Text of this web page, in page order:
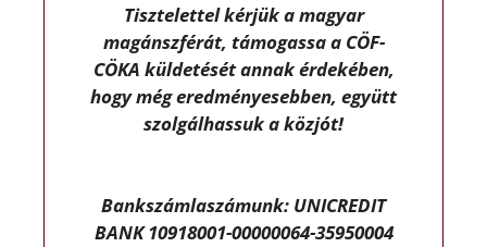
Tisztelettel kérjük a magyar
magánszférát, támogassa a CÖF-
CÖKA küldetését annak érdekében,
hogy még eredményesebben, együtt
szolgálhassuk a közjót!
Bankszámlaszámunk: UNICREDIT
BANK 10918001-00000064-35950004